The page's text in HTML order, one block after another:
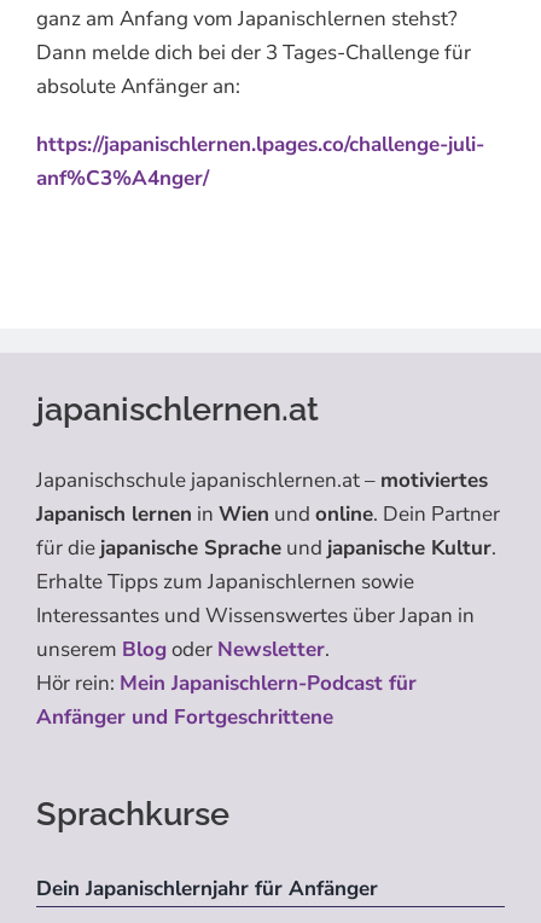
ganz am Anfang vom Japanischlernen stehst?
Dann melde dich bei der 3 Tages-Challenge für
absolute Anfänger an:
https://japanischlernen.lpages.co/challenge-juli-
anf%C3%A4nger/
japanischlernen.at
Japanischschule japanischlernen.at – motiviertes
Japanisch lernen in Wien und online. Dein Partner
für die japanische Sprache und japanische Kultur.
Erhalte Tipps zum Japanischlernen sowie
Interessantes und Wissenswertes über Japan in
unserem Blogoder Newsletter.
Hör rein: Mein Japanischlern-Podcast für
Anfänger und Fortgeschrittene
Sprachkurse
Dein Japanischlernjahr für Anfänger